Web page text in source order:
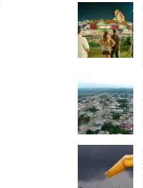
Mailza
tieta
Ana
diz
que
show
cantora
Blog
do
Accioly:
perde
Carlos
Pinto,
criador
Shampoo